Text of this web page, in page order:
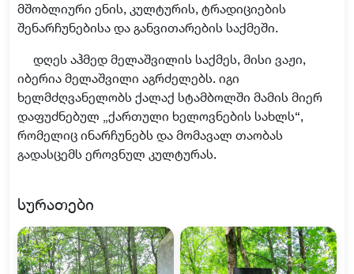
მშობლიური ენის, კულტურის, ტრადიციების
შენარჩუნებისა და განვითარების საქმეში.
დღეს აჰმედ მელაშვილის საქმეს, მისი ვაჟი,
იბერია მელაშვილი აგრძელებს. იგი
ხელმძღვანელობს ქალაქ სტამბოლში მამის მიერ
დაფუძნებულ „ქართული ხელოვნების სახლს“,
რომელიც ინარჩუნებს და მომავალ თაობას
გადასცემს ეროვნულ კულტურას.
სურათები